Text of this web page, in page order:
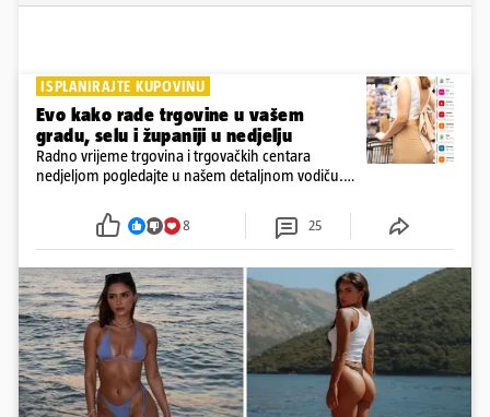
ISPLANIRAJTE KUPOVINU
Evo kako rade trgovine u vašem
gradu, selu i županiji u nedjelju
Radno vrijeme trgovina i trgovačkih centara
nedjeljom pogledajte u našem detaljnom vodiču.
i šoping centri sami biraju koje će to nedjelje biti
8 25